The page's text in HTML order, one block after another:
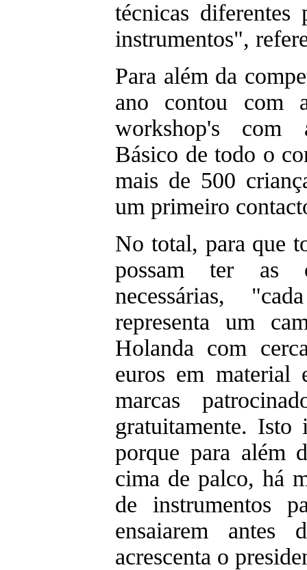
técnicas
instrumentos",
Para além da
ano contou com
workshop's com
Básico de todo o
mais de 500
um primeiro
No total, para que
possam ter as
necessárias,
representa um
Holanda com
euros em material
marcas
gratuitamente.
porque para além
cima de palco, há
de instrumentos
ensaiarem antes
acrescenta o